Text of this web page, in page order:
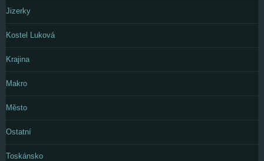
Jizerky
Kostel Luková
Krajina
Makro
Město
Ostatní
Toskánsko